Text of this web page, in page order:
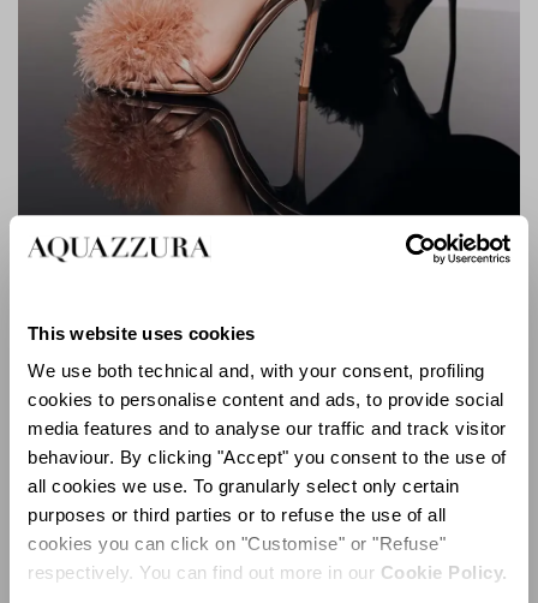
This website uses cookies
We use both technical and, with your consent, profiling
cookies to personalise content and ads, to provide social
media features and to analyse our traffic and track visitor
behaviour. By clicking "Accept" you consent to the use of
all cookies we use. To granularly select only certain
purposes or third parties or to refuse the use of all
cookies you can click on "Customise" or "Refuse"
respectively. You can find out more in our Cookie Policy.
Boudoir Sandal 105
« Je pensais beaucoup à la danse pour cette collection.
J’ai envie de recélébrer la vie, mais aussi nos
chaussures ! Des talons boule disco aux mailles en
cristal, les chaussures de marque, même pour la journée,
sont ce qui semble tendance en ce moment. »